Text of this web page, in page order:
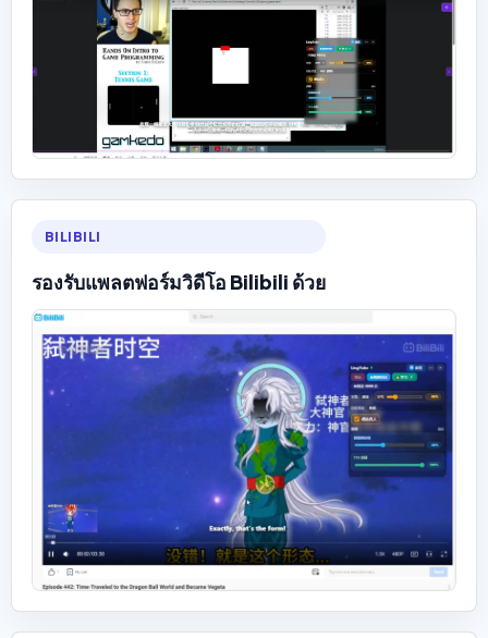
BILIBILI
รองรับแพลตฟอร์มวิดีโอ Bilibili ด้วย